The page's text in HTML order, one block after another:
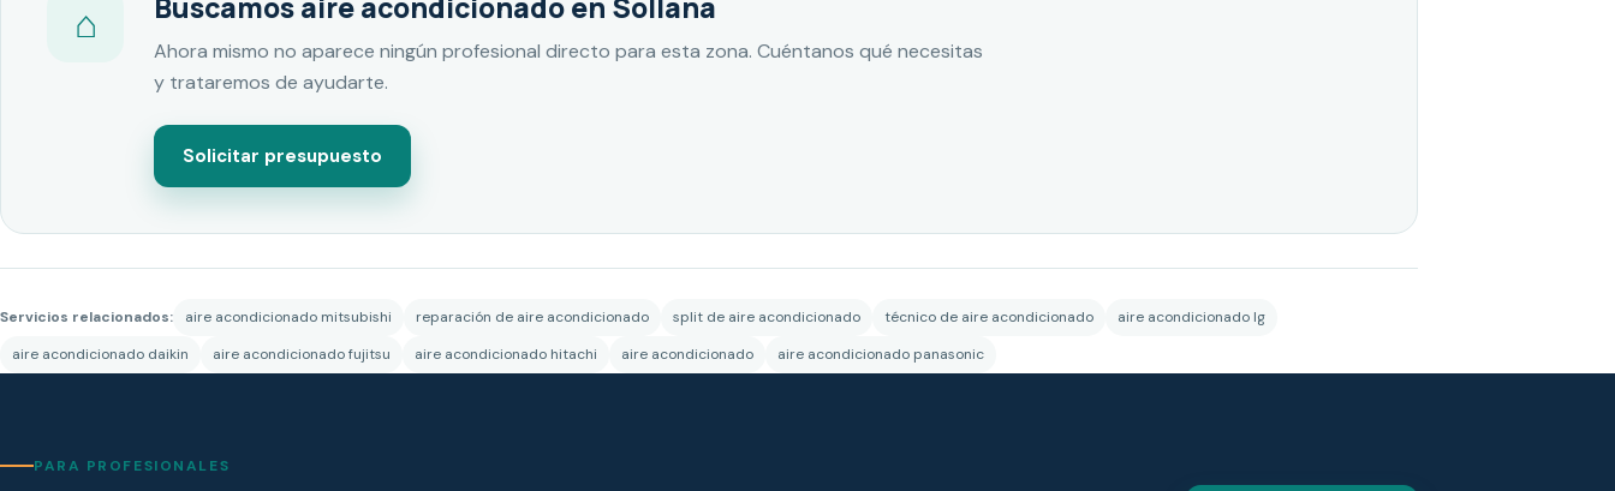
⌂
Ahora mismo no aparece ningún profesional directo para esta zona. Cuéntanos qué necesitas
y trataremos de ayudarte.
Solicitar presupuesto
Servicios relacionados: aire acondicionado mitsubishi reparación de aire acondicionado split de aire acondicionado técnico de aire acondicionado
aire acondicionado lg
aire acondicionado daikin
aire acondicionado fujitsu aire acondicionado hitachi aire acondicionado aire acondicionado panasonic
PARA PROFESIONALES